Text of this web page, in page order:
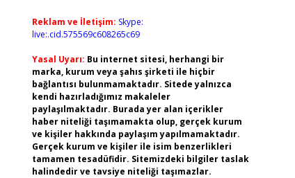
Reklam ve İletişim: Skype:
live:.cid.575569c608265c69
Yasal Uyarı: Bu internet sitesi, herhangi bir
marka, kurum veya şahıs şirketi ile hiçbir
bağlantısı bulunmamaktadır. Sitede yalnızca
kendi hazırladığımız makaleler
paylaşılmaktadır. Burada yer alan içerikler
haber niteliği taşımamakta olup, gerçek kurum
ve kişiler hakkında paylaşım yapılmamaktadır.
Gerçek kurum ve kişiler ile isim benzerlikleri
tamamen tesadüfidir. Sitemizdeki bilgiler taslak
halindedir ve tavsiye niteliği taşımazlar.